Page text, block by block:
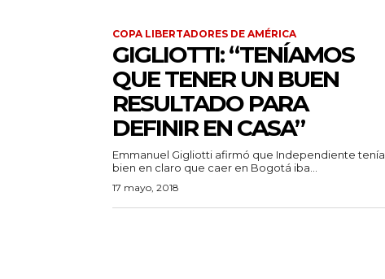
COPA LIBERTADORES DE AMÉRICA
GIGLIOTTI: “TENÍAMOS
QUE TENER UN BUEN
RESULTADO PARA
DEFINIR EN CASA”
Emmanuel Gigliotti afirmó que Independiente tenía
bien en claro que caer en Bogotá iba...
17 mayo, 2018